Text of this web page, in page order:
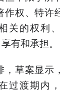
作权、特许
关的权利
有和承担。
，草案显示
过渡期内